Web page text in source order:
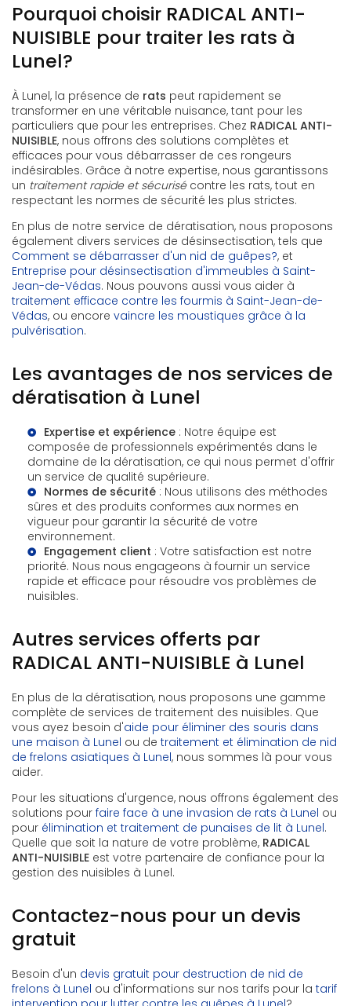
Pourquoi choisir RADICAL ANTI-
NUISIBLE pour traiter les rats à
Lunel?
À Lunel, la présence de rats peut rapidement se
transformer en une véritable nuisance, tant pour les
particuliers que pour les entreprises. Chez RADICAL ANTI-
NUISIBLE, nous offrons des solutions complètes et
efficaces pour vous débarrasser de ces rongeurs
indésirables. Grâce à notre expertise, nous garantissons
un traitement rapide et sécurisécontre les rats, tout en
respectant les normes de sécurité les plus strictes.
En plus de notre service de dératisation, nous proposons
également divers services de désinsectisation, tels que
Comment se débarrasser d'un nid de guêpes?, et
Entreprise pour désinsectisation d'immeubles à Saint-
Jean-de-Védas. Nous pouvons aussi vous aider à
traitement efficace contre les fourmis à Saint-Jean-de-
Védas, ou encore vaincre les moustiques grâce à la
pulvérisation.
Les avantages de nos services de
dératisation à Lunel
Expertise et expérience : Notre équipe est
composée de professionnels expérimentés dans le
domaine de la dératisation, ce qui nous permet d'offrir
un service de qualité supérieure.
Normes de sécurité : Nous utilisons des méthodes
sûres et des produits conformes aux normes en
vigueur pour garantir la sécurité de votre
environnement.
Engagement client : Votre satisfaction est notre
priorité. Nous nous engageons à fournir un service
rapide et efficace pour résoudre vos problèmes de
nuisibles.
Autres services offerts par
RADICAL ANTI-NUISIBLE à Lunel
En plus de la dératisation, nous proposons une gamme
complète de services de traitement des nuisibles. Que
vous ayez besoin d'aide pour éliminer des souris dans
une maison à Lunel ou de traitement et élimination de nid
de frelons asiatiques à Lunel, nous sommes là pour vous
aider.
Pour les situations d'urgence, nous offrons également des
solutions pour faire face à une invasion de rats à Lunel ou
pour élimination et traitement de punaises de lit à Lunel.
Quelle que soit la nature de votre problème, RADICAL
ANTI-NUISIBLE est votre partenaire de confiance pour la
gestion des nuisibles à Lunel.
Contactez-nous pour un devis
gratuit
Besoin d'un devis gratuit pour destruction de nid de
frelons à Lunel ou d'informations sur nos tarifs pour la tarif